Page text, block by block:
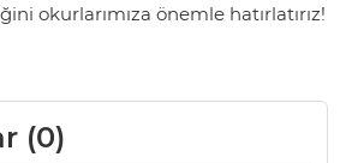
okurlarımıza önemle hatırlatırız!
(0)